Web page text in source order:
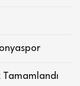
Tamamlandı